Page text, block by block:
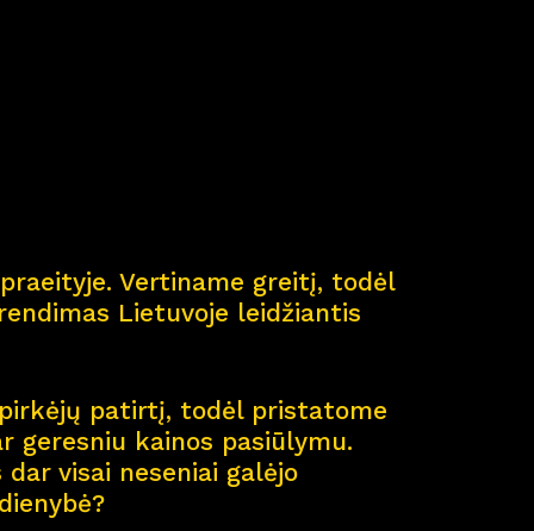
Vertiname greitį, todėl
Lietuvoje leidžiantis
patirtį, todėl pristatome
geresniu kainos pasiūlymu.
visai neseniai galėjo